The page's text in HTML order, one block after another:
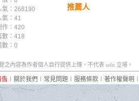
氣：268190
氣：41
作：420
數：418
： 0
推薦人
之內容為作者個人自行提供上傳，不代表 udn 立場。
告 關於我們 常見問題 服務條款 著作權聲明